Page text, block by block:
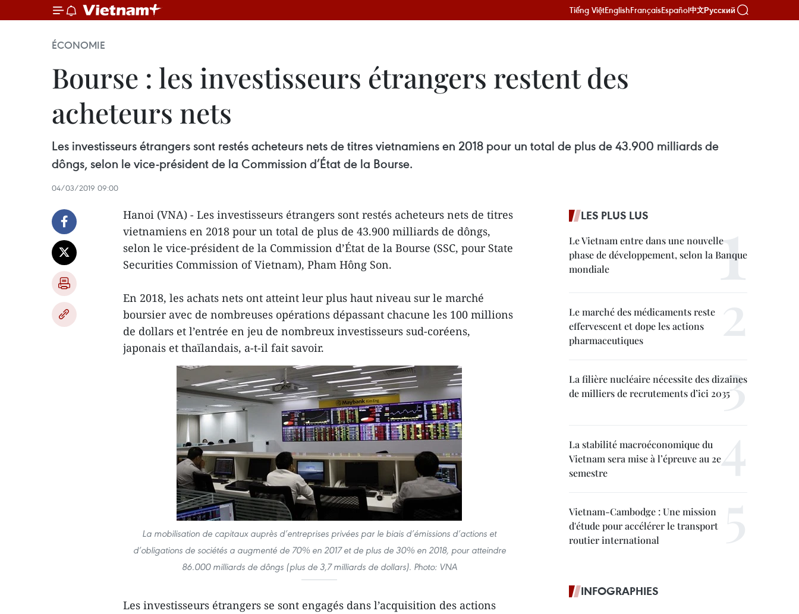
Tiếng ViệtEnglishFrançaisEspañol中文Русский
ÉCONOMIE
Bourse : les investisseurs étrangers restent des
acheteurs nets
Les investisseurs étrangers sont restés acheteurs nets de titres vietnamiens en 2018 pour un total de plus de 43.900 milliards de
dôngs, selon le vice-président de la Commission d’État de la Bourse.
04/03/2019 09:00
Hanoi (VNA) - Les investisseurs étrangers sont restés acheteurs nets de titres
vietnamiens en 2018 pour un total de plus de 43.900 milliards de dôngs,
selon le vice-président de la Commission d’État de la Bourse (SSC, pour State
Securities Commission of Vietnam), Pham Hông Son.
En 2018, les achats nets ont atteint leur plus haut niveau sur le marché
boursier avec de nombreuses opérations dépassant chacune les 100 millions
de dollars et l’entrée en jeu de nombreux investisseurs sud-coréens,
japonais et thaïlandais, a-t-il fait savoir.
La mobilisation de capitaux auprès d’entreprises privées par le biais d’émissions d’actions et
d’obligations de sociétés a augmenté de 70% en 2017 et de plus de 30% en 2018, pour atteindre
86.000 milliards de dôngs (plus de 3,7 milliards de dollars). Photo: VNA
Les investisseurs étrangers se sont engagés dans l’acquisition des actions
LES PLUS LUS
Le Vietnam entre dans une nouvelle
phase de développement, selon la Banque
mondiale
Le marché des médicaments reste
effervescent et dope les actions
pharmaceutiques
La filière nucléaire nécessite des dizaines
de milliers de recrutements d’ici 2035
La stabilité macroéconomique du
Vietnam sera mise à l’épreuve au 2e
semestre
Vietnam-Cambodge : Une mission
d'étude pour accélérer le transport
routier international
INFOGRAPHIES